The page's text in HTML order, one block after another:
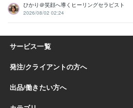
ひかり＠笑顔へ導くヒーリングセラピスト
2026/08/02 02:24